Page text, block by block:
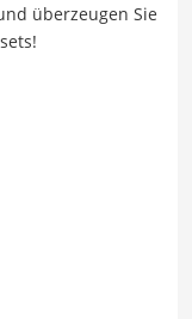
überzeugen Sie